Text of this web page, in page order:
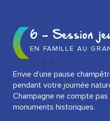
6 - Session
EN FAMILLE AU
Envie d’une pause
pendant votre journée
Champagne ne compte
monuments historiques.